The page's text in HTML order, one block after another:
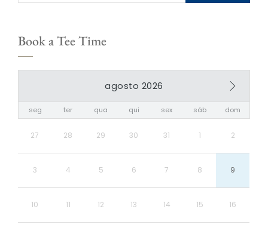
Book a Tee Time
agosto 2026
seg ter qua qui sex sáb dom
27 28 29 30 31 1 2
3 4 5 6 7 8 9
10 11 12 13 14 15 16